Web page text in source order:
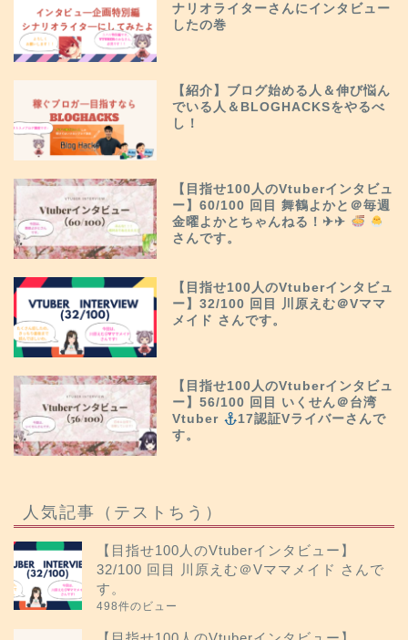
ナリオライターさんにインタビュー
したの巻
【紹介】ブログ始める人＆伸び悩ん
でいる人＆BLOGHACKSをやるべ
し！
【目指せ100人のVtuberインタビュ
ー】60/100 回目 舞鶴よかと＠毎週
金曜よかとちゃんねる！✈︎✈︎
さんです。
【目指せ100人のVtuberインタビュ
ー】32/100 回目 川原えむ＠Vママ
メイド さんです。
【目指せ100人のVtuberインタビュ
ー】56/100 回目 いくせん＠台湾
Vtuber
17認証Vライバーさんで
す。
人気記事（テストちう）
【目指せ100人のVtuberインタビュー】
32/100 回目 川原えむ＠Vママメイド さんで
す。
498件のビュー